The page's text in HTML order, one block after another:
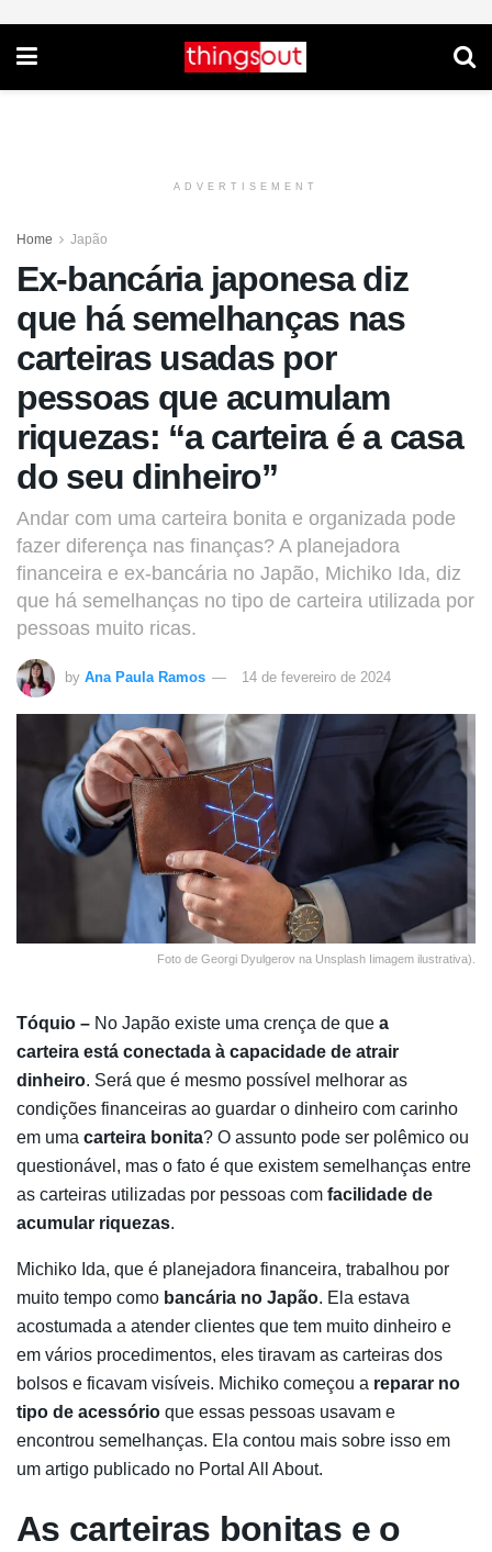
ADVERTISEMENT
Home Japão
Ex-bancária japonesa diz
que há semelhanças nas
carteiras usadas por
pessoas que acumulam
riquezas: “a carteira é a casa
do seu dinheiro”
Andar com uma carteira bonita e organizada pode
fazer diferença nas finanças? A planejadora
financeira e ex-bancária no Japão, Michiko Ida, diz
que há semelhanças no tipo de carteira utilizada por
pessoas muito ricas.
by Ana Paula Ramos 14 de fevereiro de 2024
Foto de Georgi Dyulgerov na Unsplash Iimagem ilustrativa).
Tóquio – No Japão existe uma crença de que a
carteira está conectada à capacidade de atrair
dinheiro. Será que é mesmo possível melhorar as
condições financeiras ao guardar o dinheiro com carinho
em uma carteira bonita? O assunto pode ser polêmico ou
questionável, mas o fato é que existem semelhanças entre
as carteiras utilizadas por pessoas com facilidade de
acumular riquezas.
Michiko Ida, que é planejadora financeira, trabalhou por
muito tempo como bancária no Japão. Ela estava
acostumada a atender clientes que tem muito dinheiro e
em vários procedimentos, eles tiravam as carteiras dos
bolsos e ficavam visíveis. Michiko começou a reparar no
tipo de acessório que essas pessoas usavam e
encontrou semelhanças. Ela contou mais sobre isso em
um artigo publicado no Portal All About.
As carteiras bonitas e o